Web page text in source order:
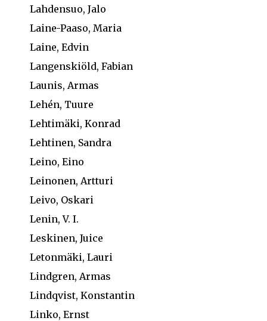
Lahdensuo, Jalo
Laine-Paaso, Maria
Laine, Edvin
Langenskiöld, Fabian
Launis, Armas
Lehén, Tuure
Lehtimäki, Konrad
Lehtinen, Sandra
Leino, Eino
Leinonen, Artturi
Leivo, Oskari
Lenin, V. I.
Leskinen, Juice
Letonmäki, Lauri
Lindgren, Armas
Lindqvist, Konstantin
Linko, Ernst